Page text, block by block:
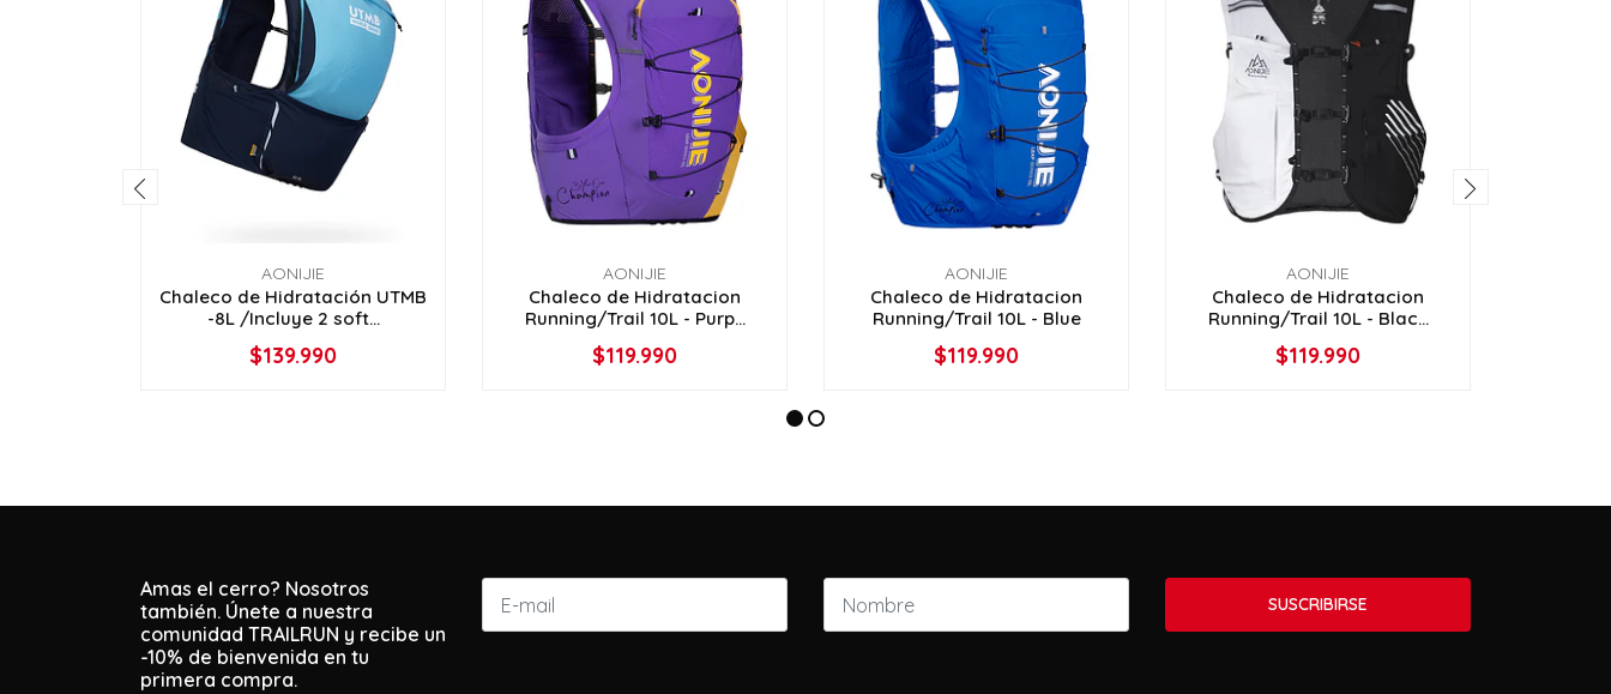
AONIJIE
Chaleco de Hidratación UTMB
-8L /Incluye 2 soft...
VER OPCIONES
$139.990
AONIJIE
Chaleco de Hidratacion
Running/Trail 10L - Purp...
VER OPCIONES
$119.990
AONIJIE
Chaleco de Hidratacion
Running/Trail 10L - Blue
VER OPCIONES
$119.990
AONIJIE
Chaleco de Hidratacion
Running/Trail 10L - Blac...
VER OPCIONES
$119.990
Amas el cerro? Nosotros
también. Únete a nuestra
comunidad TRAILRUN y recibe un
-10% de bienvenida en tu
primera compra.
SUSCRIBIRSE